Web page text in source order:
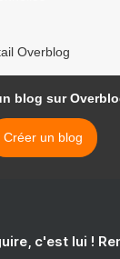
Overblog
blog sur
Créer un blog
c'est lui !